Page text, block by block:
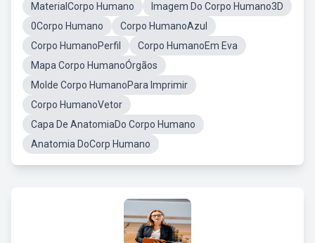
MaterialCorpo Humano
Imagem Do Corpo Humano3D
0Corpo Humano
Corpo HumanoAzul
Corpo HumanoPerfil
Corpo HumanoEm Eva
Mapa Corpo HumanoÓrgãos
Molde Corpo HumanoPara Imprimir
Corpo HumanoVetor
Capa De AnatomiaDo Corpo Humano
Anatomia DoCorp Humano